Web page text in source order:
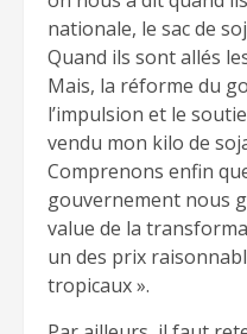
nationale, le sac de
Quand ils sont allés
Mais, la réforme du
l’impulsion et le
vendu mon kilo de
Comprenons enfin
gouvernement nous
value de la
un des prix
tropicaux ».